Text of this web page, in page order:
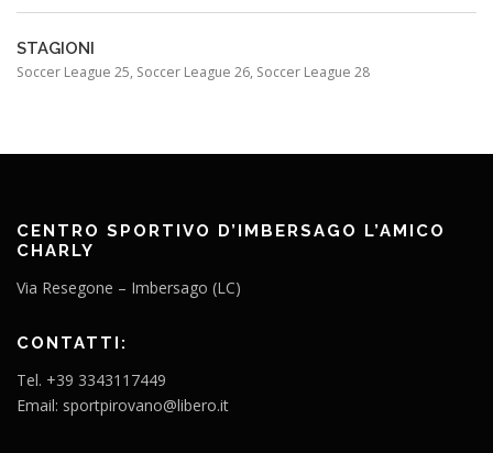
STAGIONI
Soccer League 25, Soccer League 26, Soccer League 28
CENTRO SPORTIVO D’IMBERSAGO L’AMICO
CHARLY
Via Resegone – Imbersago (LC)
CONTATTI:
Tel. +39 3343117449
Email: sportpirovano@libero.it